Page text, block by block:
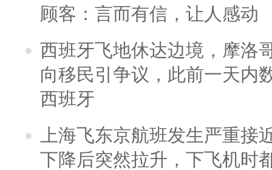
顾客：言而有信，让人感动
西班牙飞地休达边境，摩洛
向移民引争议，此前一天内
西班牙
上海飞东京航班发生严重接
下降后突然拉升，下飞机时